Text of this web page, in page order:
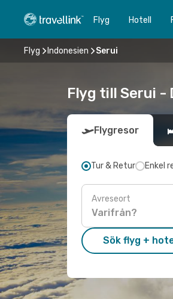
Flyg Hotell
Flyg Indonesien Serui
Flyg till Serui -
Flygresor
Tur & Retur Enkel
Avreseort
Sök flyg +